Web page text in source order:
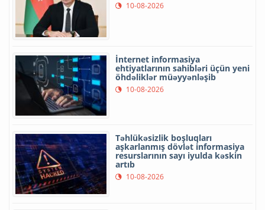
10-08-2026
İnternet informasiya
ehtiyatlarının sahibləri üçün yeni
öhdəliklər müəyyənləşib
10-08-2026
Təhlükəsizlik boşluqları
aşkarlanmış dövlət informasiya
resurslarının sayı iyulda kəskin
artıb
10-08-2026